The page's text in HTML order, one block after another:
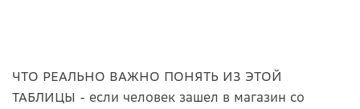
ЧТО РЕАЛЬНО ВАЖНО ПОНЯТЬ ИЗ ЭТОЙ
ТАБЛИЦЫ - если человек зашел в магазин со